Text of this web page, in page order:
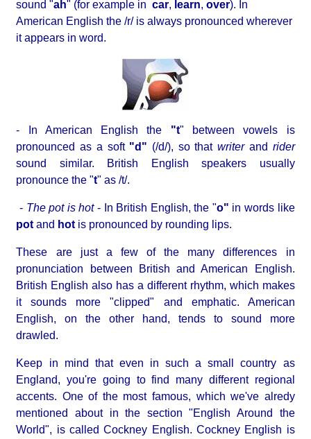
sound "ah" (for example incar, learn,over). In
American English the /r/ is always pronounced wherever
it appears in word.
- In American English the "t" between vowels is
pronounced as a soft "d" (/d/), so thatwriterand rider
sound similar. British English speakers usually
pronounce the "t" as /t/.
- The pot is hot - In British English, the "o" in words like
pot and hot is pronounced by rounding lips.
These are just a few of the many differences in
pronunciation between British and American English.
British English also has a different rhythm, which makes
it sounds more "clipped" and emphatic. American
English, on the other hand, tends to sound more
drawled.
Keep in mind that even in such a small country as
England, you're going to find many different regional
accents. One of the most famous, which we've alredy
mentioned about in the section "English Around the
World", is called Cockney English. Cockney English is